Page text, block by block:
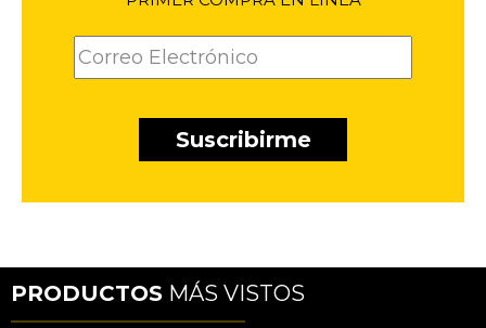
PRODUCTOS MÁS VISTOS